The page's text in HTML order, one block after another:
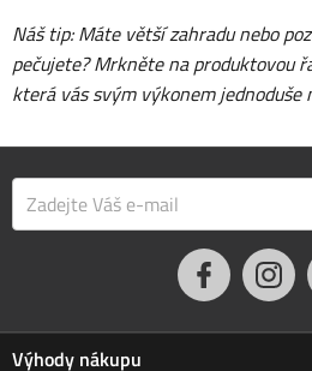
Náš tip: Máte větší zahradu nebo
pečujete? Mrkněte na produktovou
která vás svým výkonem jednoduše
Výhody nákupu